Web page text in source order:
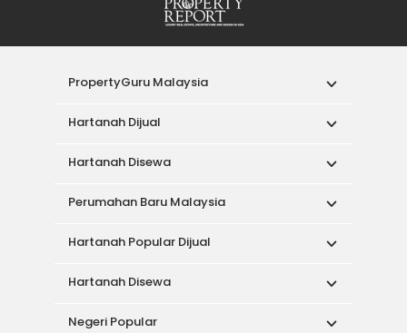
PropertyGuru Malaysia
Hartanah Dijual
Hartanah Disewa
Perumahan Baru Malaysia
Hartanah Popular Dijual
Hartanah Disewa
Negeri Popular